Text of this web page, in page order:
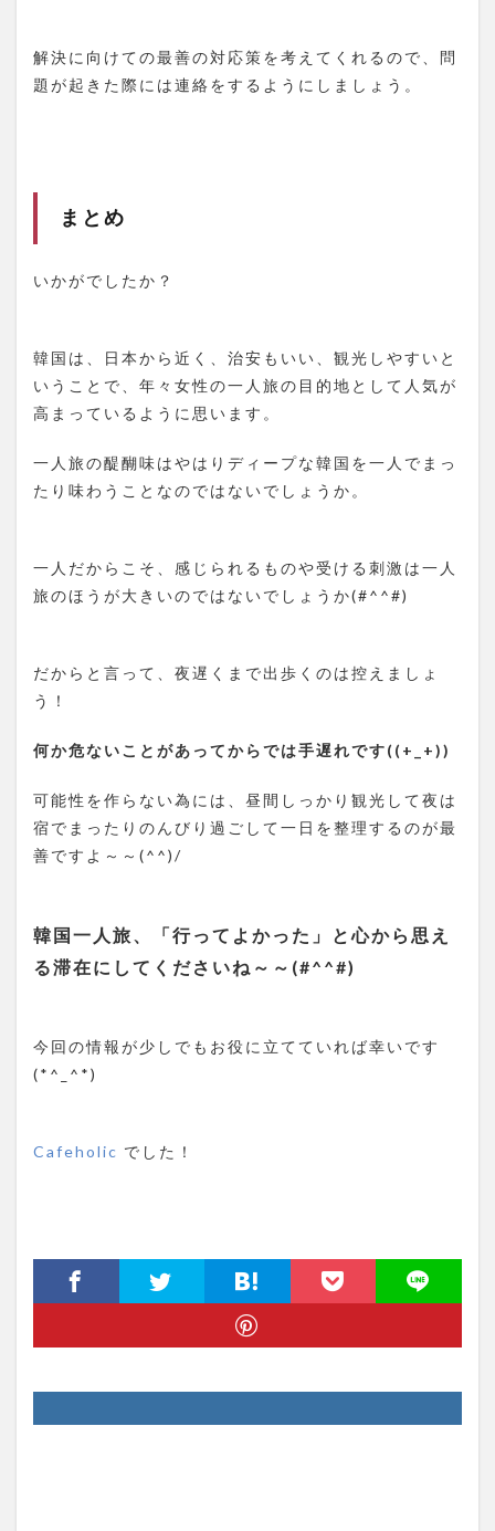
解決に向けての最善の対応策を考えてくれるので、問
題が起きた際には連絡をするようにしましょう。
まとめ
いかがでしたか？
韓国は、日本から近く、治安もいい、観光しやすいと
いうことで、年々女性の一人旅の目的地として人気が
高まっているように思います。
一人旅の醍醐味はやはりディープな韓国を一人でまっ
たり味わうことなのではないでしょうか。
一人だからこそ、感じられるものや受ける刺激は一人
旅のほうが大きいのではないでしょうか(#^^#)
だからと言って、夜遅くまで出歩くのは控えましょ
う！
何か危ないことがあってからでは手遅れです((+_+))
可能性を作らない為には、昼間しっかり観光して夜は
宿でまったりのんびり過ごして一日を整理するのが最
善ですよ～～(^^)/
韓国一人旅、「行ってよかった」と心から思え
る滞在にしてくださいね～～(#^^#)
今回の情報が少しでもお役に立てていれば幸いです
(*^_^*)
Cafeholic でした！